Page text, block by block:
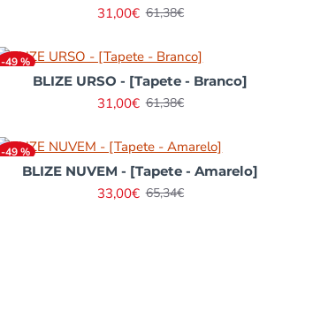
31,00€ 61,38€
-49 %
BLIZE URSO - [Tapete - Branco]
31,00€ 61,38€
-49 %
BLIZE NUVEM - [Tapete - Amarelo]
33,00€ 65,34€